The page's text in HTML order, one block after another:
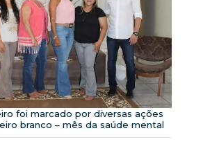
foi marcado por diversas ações
branco – mês da saúde mental